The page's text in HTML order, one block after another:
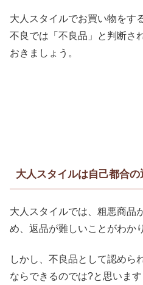
大人スタイルでお買い物をす
不良では「不良品」と判断さ
おきましょう。
大人スタイルは自己都合
大人スタイルでは、粗悪商品
め、返品が難しいことがわか
しかし、不良品として認めら
ならできるのでは?と思います